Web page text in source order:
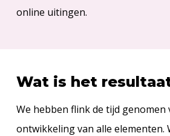
online uitingen.
Wat is het
We hebben flink de tijd genomen
ontwikkeling van alle elementen.